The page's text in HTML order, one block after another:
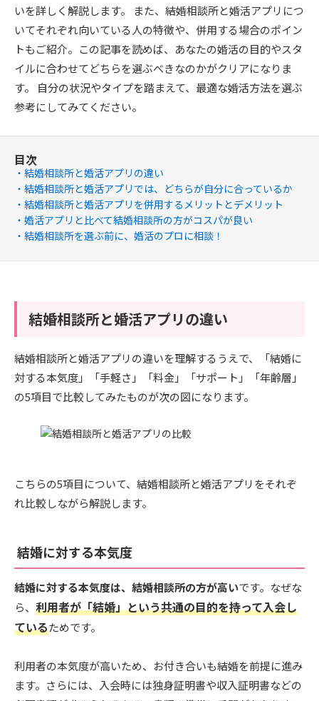
いを詳しく解説します。 また、結婚相談所と婚活アプリにつ
いてそれぞれ向いている人の特徴や、併用する場合のポイン
トもご紹介。この記事を読めば、あなたの婚活の目的やスタ
イルに合わせてどちらを選ぶべきなのかがクリアになりま
す。 自分の状況やタイプを踏まえて、最適な婚活方法を選ぶ
参考にしてみてください。
目次
結婚相談所と婚活アプリの違い
結婚相談所と婚活アプリでは、どちらが自分に合っているか
結婚相談所と婚活アプリを併用するメリットとデメリット
婚活アプリと比べて結婚相談所の方がコスパが良い
結婚相談所を選ぶ前に、婚活のプロに相談！
結婚相談所と婚活アプリの違い
結婚相談所と婚活アプリの違いを理解するうえで、「結婚に
対する本気度」「手軽さ」「料金」「サポート」「年齢層」
の5項目で比較してみたものが次の図になります。
こちらの5項目について、結婚相談所と婚活アプリをそれぞ
れ比較しながら解説します。
結婚に対する本気度
結婚に対する本気度は、結婚相談所の方が高いです。なぜな
ら、 利用者が「結婚」という共通の目的を持って入会し
ているためです。
利用者の本気度が高いため、お付き合いも結婚を前提に進み
ます。さらには、入会時には独身証明書や収入証明書などの